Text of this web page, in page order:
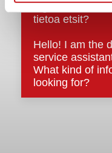
sopimukset
Asiakirjajulkisuuskuvaus
Evästeet
Saavutettavuusseloste
Tietosuoja
Tietosuojaselosteet